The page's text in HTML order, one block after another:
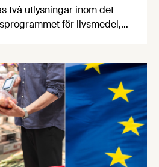
två utlysningar inom det
för livsmedel,
och
väg för innovationer som